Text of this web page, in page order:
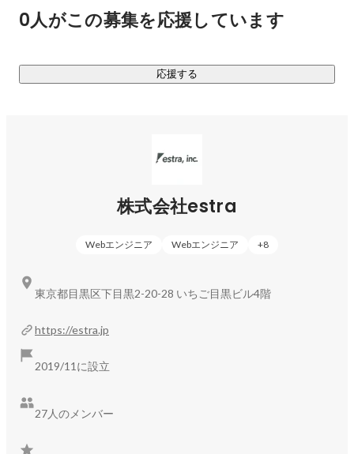
Vue.js等、様々に対応しています。
Web開発案件にフリーランスエンジニアをご紹介するエージ
ェントサービスです。自社で育成した人材を中心にサービス
0人がこの募集を応援しています
応援する
株式会社estra
Webエンジニア Webエンジニア +8
https://estra.jp
2019/11に設立
27人のメンバー
東京都目黒区下目黒2-20-28 いちご目黒ビル4階